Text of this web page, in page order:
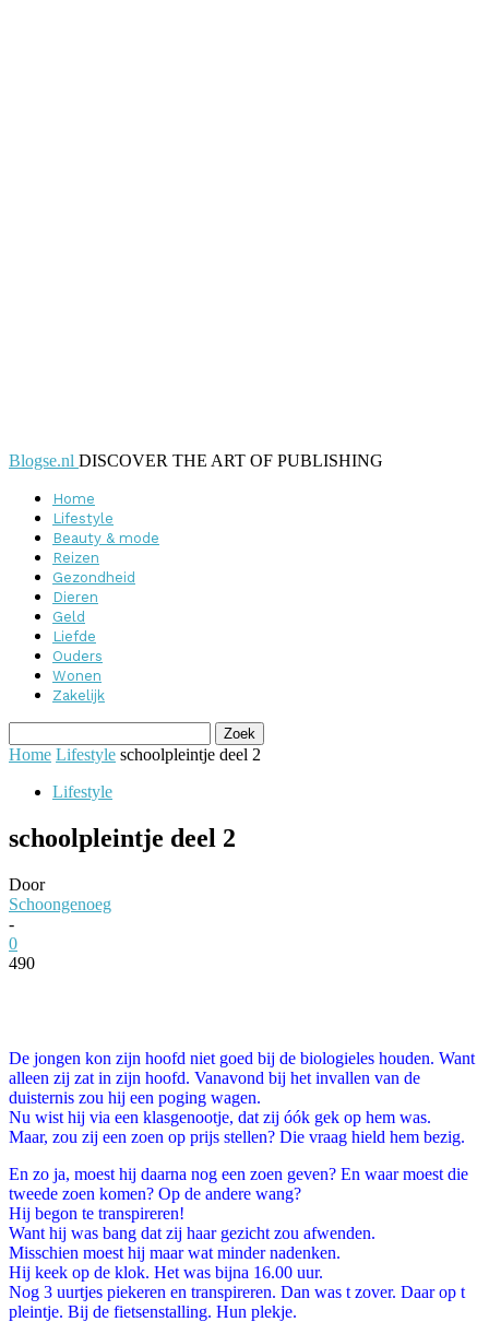
Blogse.nl DISCOVER THE ART OF PUBLISHING
Home
Lifestyle
Beauty & mode
Reizen
Gezondheid
Dieren
Geld
Liefde
Ouders
Wonen
Zakelijk
Home Lifestyle schoolpleintje deel 2
Lifestyle
schoolpleintje deel 2
Door
Schoongenoeg
-
0
490
De jongen kon zijn hoofd niet goed bij de biologieles houden. Want
alleen zij zat in zijn hoofd. Vanavond bij het invallen van de
duisternis zou hij een poging wagen.
Nu wist hij via een klasgenootje, dat zij óók gek op hem was.
Maar, zou zij een zoen op prijs stellen? Die vraag hield hem bezig.
En zo ja, moest hij daarna nog een zoen geven? En waar moest die
tweede zoen komen? Op de andere wang?
Hij begon te transpireren!
Want hij was bang dat zij haar gezicht zou afwenden.
Misschien moest hij maar wat minder nadenken.
Hij keek op de klok. Het was bijna 16.00 uur.
Nog 3 uurtjes piekeren en transpireren. Dan was t zover. Daar op t
pleintje. Bij de fietsenstalling. Hun plekje.